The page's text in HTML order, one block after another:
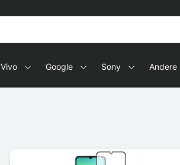
Vivo Google Sony Andere